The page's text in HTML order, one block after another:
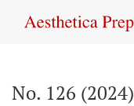
No. 126 (2024)